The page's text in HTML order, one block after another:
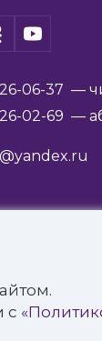
с
06-37 —
02-69 —